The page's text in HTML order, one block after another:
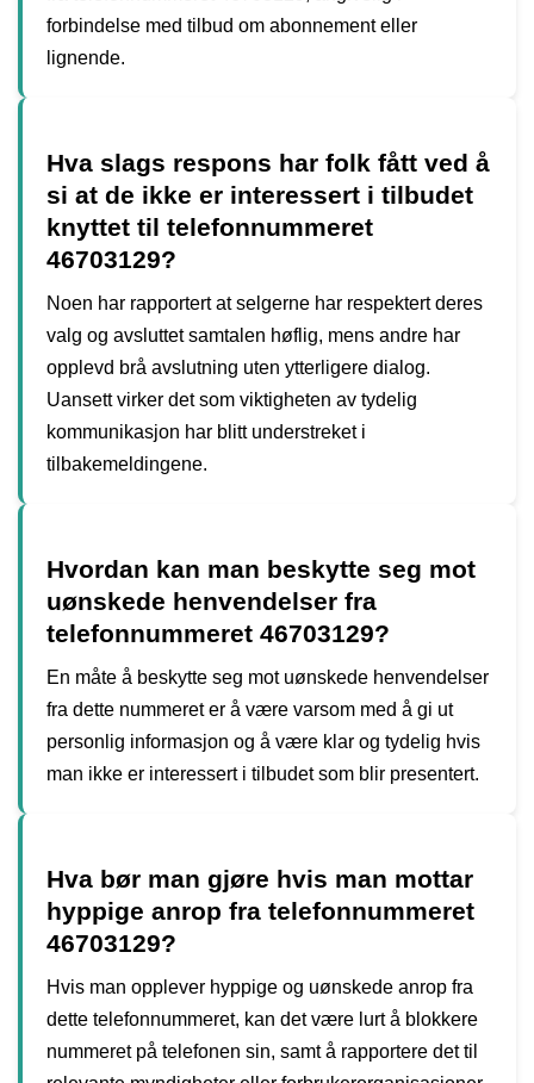
forbindelse med tilbud om abonnement eller
lignende.
Hva slags respons har folk fått ved å
si at de ikke er interessert i tilbudet
knyttet til telefonnummeret
46703129?
Noen har rapportert at selgerne har respektert deres
valg og avsluttet samtalen høflig, mens andre har
opplevd brå avslutning uten ytterligere dialog.
Uansett virker det som viktigheten av tydelig
kommunikasjon har blitt understreket i
tilbakemeldingene.
Hvordan kan man beskytte seg mot
uønskede henvendelser fra
telefonnummeret 46703129?
En måte å beskytte seg mot uønskede henvendelser
fra dette nummeret er å være varsom med å gi ut
personlig informasjon og å være klar og tydelig hvis
man ikke er interessert i tilbudet som blir presentert.
Hva bør man gjøre hvis man mottar
hyppige anrop fra telefonnummeret
46703129?
Hvis man opplever hyppige og uønskede anrop fra
dette telefonnummeret, kan det være lurt å blokkere
nummeret på telefonen sin, samt å rapportere det til